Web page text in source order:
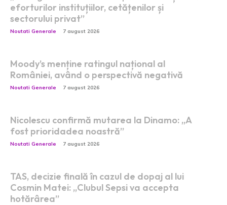
eforturilor instituțiilor, cetățenilor și
sectorului privat”
Noutati Generale 7 august 2026
Moody’s menține ratingul național al
României, având o perspectivă negativă
Noutati Generale 7 august 2026
Nicolescu confirmă mutarea la Dinamo: „A
fost prioridadea noastră”
Noutati Generale 7 august 2026
TAS, decizie finală în cazul de dopaj al lui
Cosmin Matei: „Clubul Sepsi va accepta
hotărârea”